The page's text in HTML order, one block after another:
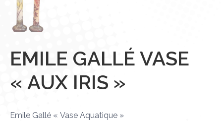
EMILE GALLÉ VASE
« AUX IRIS »
Emile Gallé « Vase Aquatique »